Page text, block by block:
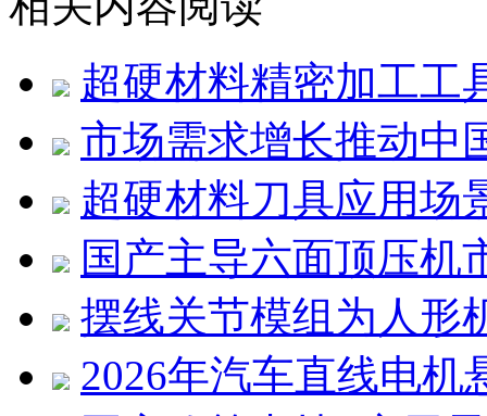
超硬材料精密加工工
市场需求增长推动中
超硬材料刀具应用场
国产主导六面顶压机
摆线关节模组为人形
2026年汽车直线电机